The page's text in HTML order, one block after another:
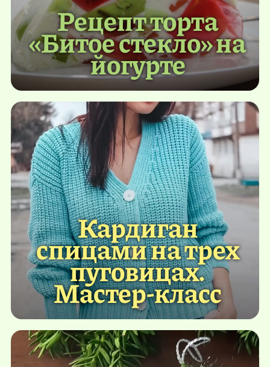
Рецепт торта
«Битое стекло» на
йогурте
Кардиган
спицами на трех
пуговицах.
Мастер-класс